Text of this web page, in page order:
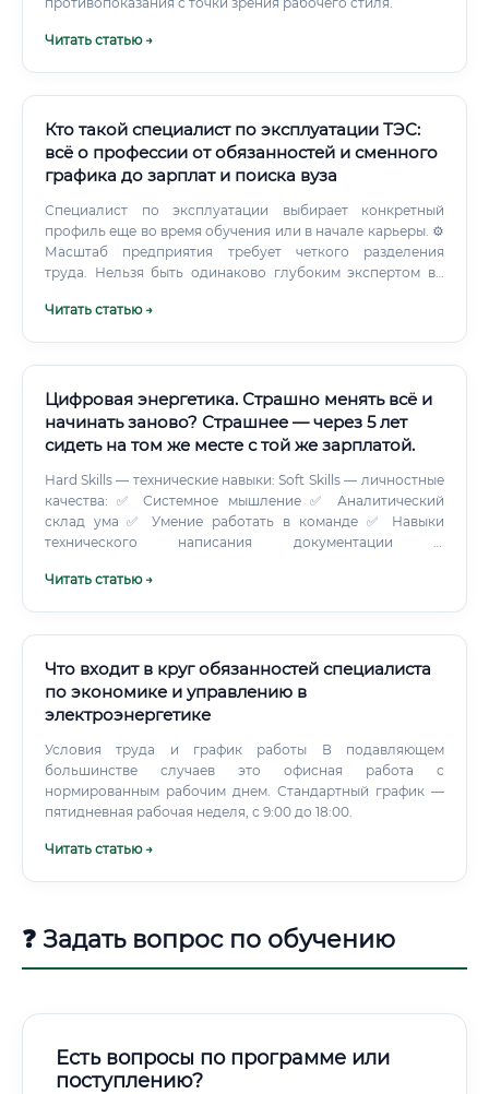
Читать статью →
Кто такой специалист по эксплуатации ТЭС:
всё о профессии от обязанностей и сменного
графика до зарплат и поиска вуза
Специалист по эксплуатации выбирает конкретный
профиль еще во время обучения или в начале карьеры. ⚙️
Масштаб предприятия требует четкого разделения
труда. Нельзя быть одинаково глубоким экспертом во
Читать статью →
Цифровая энергетика. Страшно менять всё и
начинать заново? Страшнее — через 5 лет
сидеть на том же месте с той же зарплатой.
Hard Skills — технические навыки: Soft Skills — личностные
качества: ✅ Системное мышление ✅ Аналитический
склад ума ✅ Умение работать в команде ✅ Навыки
технического написания документации ✅
инфраструктурой) ✅ Готовность к постоянному обучению
плюс: крупные государственные компании предлагают
не только конкурентоспособную зарплату, но и
официальное оформление, социальный пакет,
корпоративное обучение и стабильность. Уровень
заработной платы: от новичка до эксперта 💰 Уровень
оплаты труда в цифровой энергетике существенно выше,
чем в традиционной энергетике, и сопоставим с
зарплатами в IT-секторе.
Читать статью →
Что входит в круг обязанностей специалиста
по экономике и управлению в
электроэнергетике
Условия труда и график работы В подавляющем
большинстве случаев это офисная работа с
нормированным рабочим днем. Стандартный график —
пятидневная рабочая неделя, с 9:00 до 18:00.
Читать статью →
❓ Задать вопрос по обучению
Есть вопросы по программе или
поступлению?